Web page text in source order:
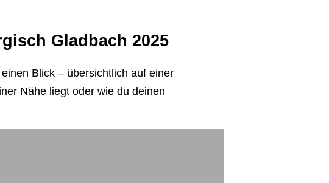
Gladbach 2025
Blick – übersichtlich auf einer
Nähe liegt oder wie du deinen